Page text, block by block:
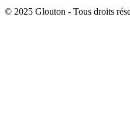
© 2025 Glouton - Tous droits